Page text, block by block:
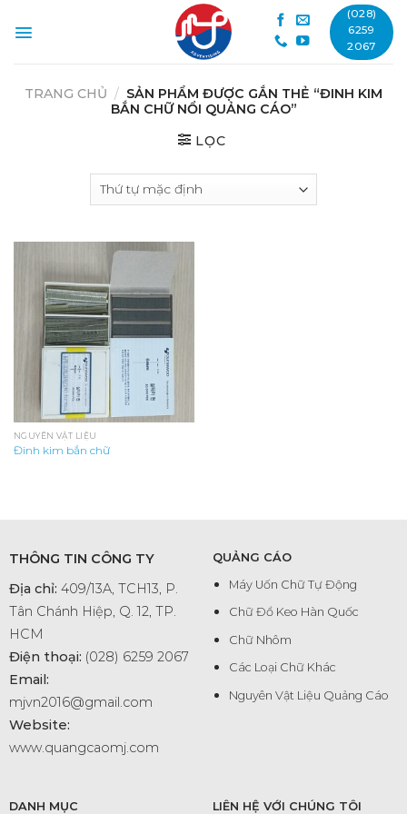
(028)
6259
2067
TRANG CHỦ / SẢN PHẨM ĐƯỢC GẮN THẺ “ĐINH KIM
BẮN CHỮ NỔI QUẢNG CÁO”
LỌC
NGUYÊN VẬT LIỆU
Đinh kim bắn chữ
THÔNG TIN CÔNG TY
Địa chỉ: 409/13A, TCH13, P.
Tân Chánh Hiệp, Q. 12, TP.
HCM
Điện thoại: (028) 6259 2067
Email:
mjvn2016@gmail.com
Website:
www.quangcaomj.com
QUẢNG CÁO
Máy Uốn Chữ Tự Động
Chữ Đổ Keo Hàn Quốc
Chữ Nhôm
Các Loại Chữ Khác
Nguyên Vật Liệu Quảng Cáo
DANH MỤC LIÊN HỆ VỚI CHÚNG TÔI